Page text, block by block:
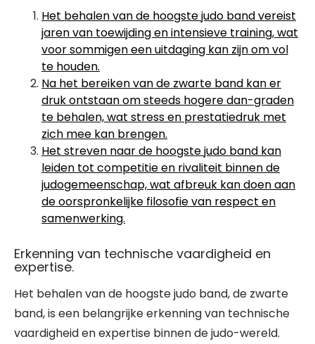
Het behalen van de hoogste judo band vereist
jaren van toewijding en intensieve training, wat
voor sommigen een uitdaging kan zijn om vol
te houden.
Na het bereiken van de zwarte band kan er
druk ontstaan om steeds hogere dan-graden
te behalen, wat stress en prestatiedruk met
zich mee kan brengen.
Het streven naar de hoogste judo band kan
leiden tot competitie en rivaliteit binnen de
judogemeenschap, wat afbreuk kan doen aan
de oorspronkelijke filosofie van respect en
samenwerking.
Erkenning van technische vaardigheid en
expertise.
Het behalen van de hoogste judo band, de zwarte
band, is een belangrijke erkenning van technische
vaardigheid en expertise binnen de judo-wereld.